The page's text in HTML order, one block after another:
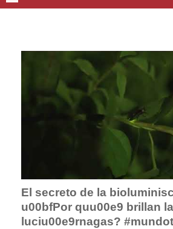
El secreto de la
u00bfPor quu00e9 brillan
luciu00e9rnagas?